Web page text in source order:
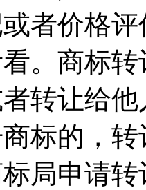
者价格
。商标
转让给
标的，
局申请